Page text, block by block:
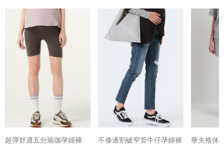
(圖片格式限jpg、jpeg)
超彈舒適五分瑜珈孕婦褲 不修邊割破窄管牛仔孕婦褲 華夫格休